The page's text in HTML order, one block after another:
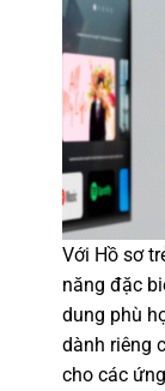
Với Hồ sơ
năng đặc
dung phù
dành riêng
cho các